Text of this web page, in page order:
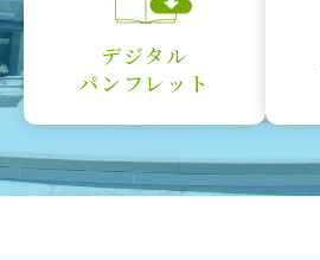
デジタル
パンフレット